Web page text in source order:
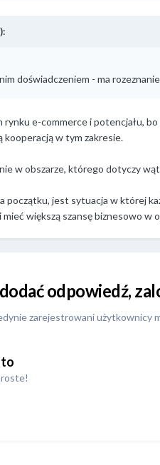
doświadczeniem - ma
rynku e-commerce i potencjału,
w tym zakresie.
w obszarze, którego dotyczy
początku, jest sytuacja w której
mieć większą szansę biznesowo w
odpowiedź,
zarejestrowani użytkownicy